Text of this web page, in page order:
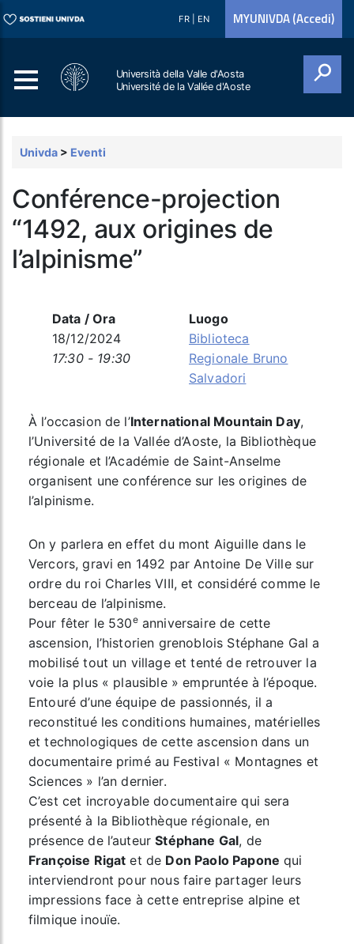
FR EN MYUNIVDA (Accedi)
Università della Valle d'Aosta
Université de la Vallée d'Aoste
Univda > Eventi
Conférence-projection
“1492, aux origines de
l’alpinisme”
Data / Ora
18/12/2024
17:30 - 19:30
Luogo
Biblioteca
Regionale Bruno
Salvadori
À l’occasion de l’International Mountain Day,
l’Université de la Vallée d’Aoste, la Bibliothèque
régionale et l’Académie de Saint-Anselme
organisent une conférence sur les origines de
l’alpinisme.
On y parlera en effet du mont Aiguille dans le
Vercors, gravi en 1492 par Antoine De Ville sur
ordre du roi Charles VIII, et considéré comme le
berceau de l’alpinisme.
Pour fêter le 530eanniversaire de cette
ascension, l’historien grenoblois Stéphane Gal a
mobilisé tout un village et tenté de retrouver la
voie la plus « plausible » empruntée à l’époque.
Entouré d’une équipe de passionnés, il a
reconstitué les conditions humaines, matérielles
et technologiques de cette ascension dans un
documentaire primé au Festival « Montagnes et
Sciences » l’an dernier.
C’est cet incroyable documentaire qui sera
présenté à la Bibliothèque régionale, en
présence de l’auteurStéphane Gal, de
Françoise Rigat et de Don Paolo Papone qui
interviendront pour nous faire partager leurs
impressions face à cette entreprise alpine et
filmique inouïe.